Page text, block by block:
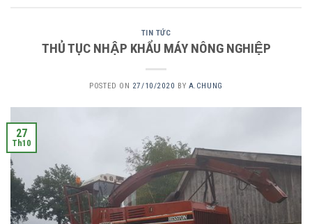
TIN TỨC
THỦ TỤC NHẬP KHẨU MÁY NÔNG NGHIỆP
POSTED ON 27/10/2020 BY A.CHUNG
27
Th10